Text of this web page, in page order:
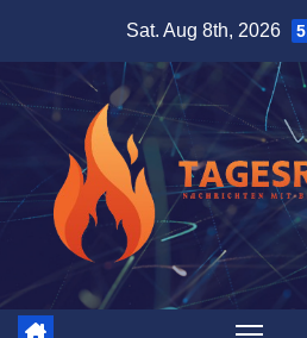
content
Sat. Aug 8th, 2026